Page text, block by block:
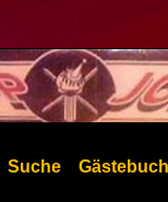
Suche Gästebuch